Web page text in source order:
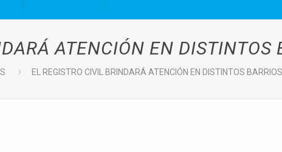
ATENCIÓN EN DISTINTOS
EL REGISTRO CIVIL BRINDARÁ ATENCIÓN EN DISTINTOS